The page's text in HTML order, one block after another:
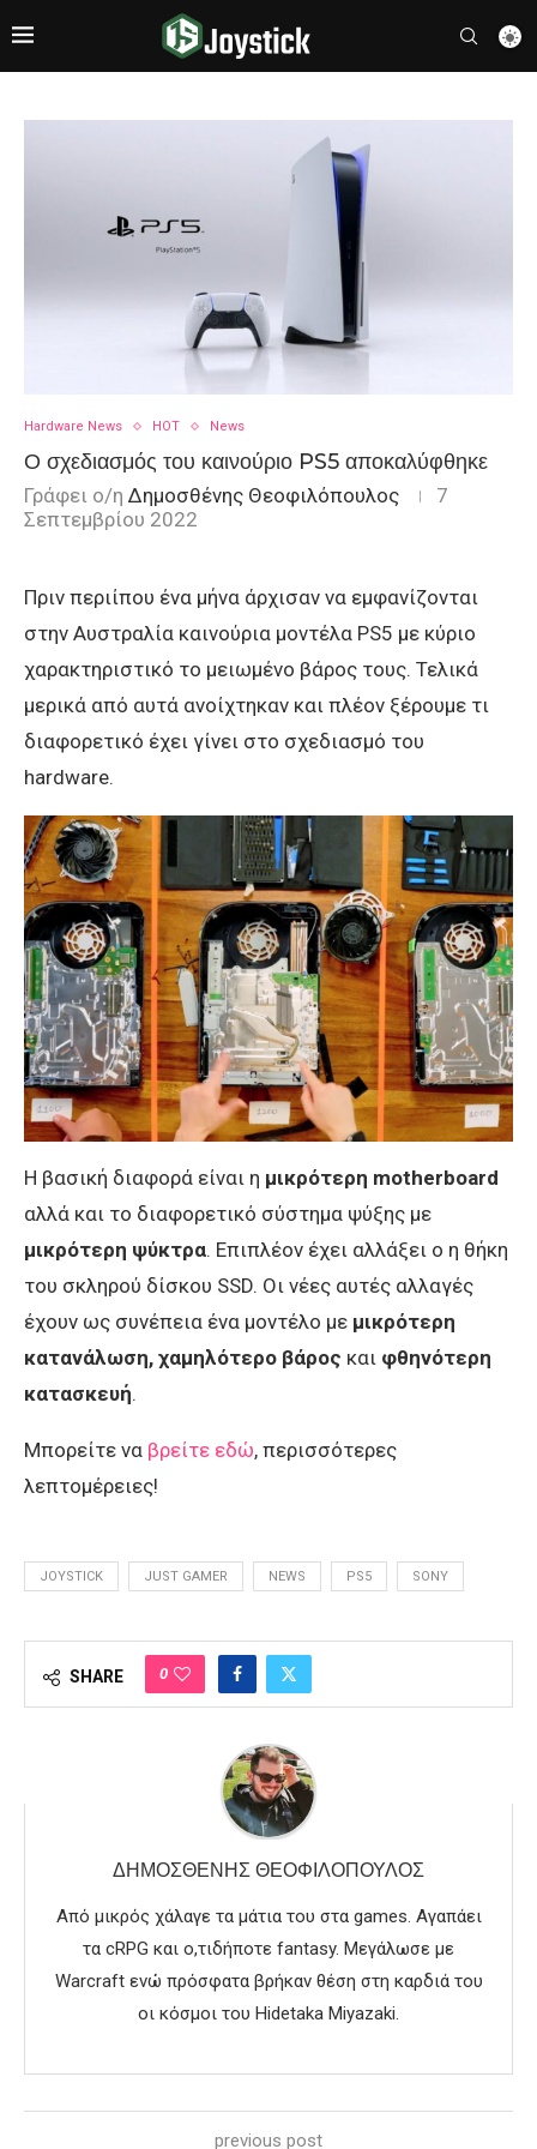
Hardware News HOT News
Ο σχεδιασμός του καινούριο PS5 αποκαλύφθηκε
Γράφει ο/η Δημοσθένης Θεοφιλόπουλος
7
Σεπτεμβρίου 2022
Πριν περιίπου ένα μήνα άρχισαν να εμφανίζονται
στην Αυστραλία καινούρια μοντέλα PS5 με κύριο
χαρακτηριστικό το μειωμένο βάρος τους. Τελικά
μερικά από αυτά ανοίχτηκαν και πλέον ξέρουμε τι
διαφορετικό έχει γίνει στο σχεδιασμό του
hardware.
Η βασική διαφορά είναι η μικρότερη motherboard
αλλά και το διαφορετικό σύστημα ψύξης με
μικρότερη ψύκτρα. Επιπλέον έχει αλλάξει ο η θήκη
του σκληρού δίσκου SSD. Οι νέες αυτές αλλαγές
έχουν ως συνέπεια ένα μοντέλο με μικρότερη
κατανάλωση, χαμηλότερο βάρος και φθηνότερη
κατασκευή.
Μπορείτε να βρείτε εδώ, περισσότερες
λεπτομέρειες!
JOYSTICK JUST GAMER NEWS PS5 SONY
SHARE 0
ΔΗΜΟΣΘΈΝΗΣ ΘΕΟΦΙΛΌΠΟΥΛΟΣ
Από μικρός χάλαγε τα μάτια του στα games. Αγαπάει
τα cRPG και ο,τιδήποτε fantasy. Μεγάλωσε με
Warcraft ενώ πρόσφατα βρήκαν θέση στη καρδιά του
οι κόσμοι του Hidetaka Miyazaki.
previous post